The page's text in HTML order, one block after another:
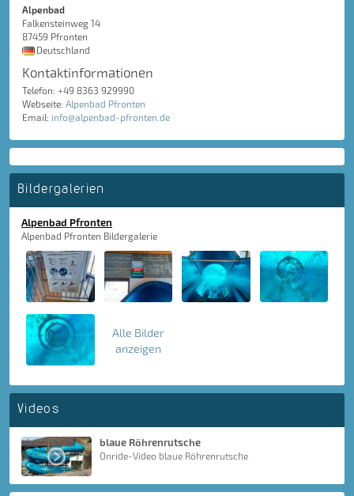
Alpenbad
Falkensteinweg 14
87459 Pfronten
Deutschland
Kontaktinformationen
Telefon: +49 8363 929990
Webseite: Alpenbad Pfronten
Email: info@alpenbad-pfronten.de
Bildergalerien
Alpenbad Pfronten
Alpenbad Pfronten Bildergalerie
Alle Bilder
anzeigen
Videos
blaue Röhrenrutsche
Onride-Video blaue Röhrenrutsche